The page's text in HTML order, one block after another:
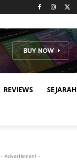
REVIEWS SEJARAH
- Advertisment -